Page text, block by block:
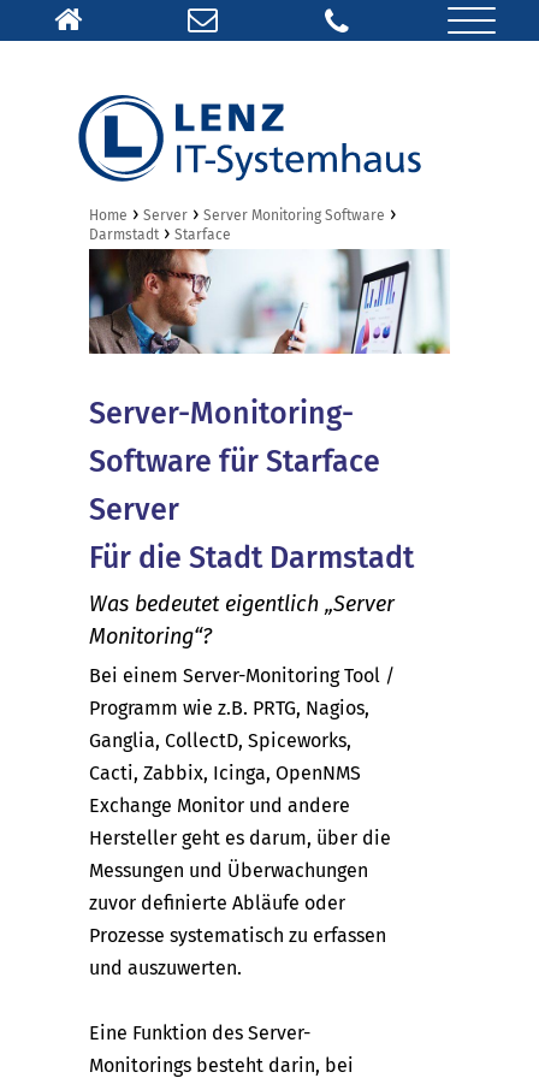
Home › Server › Server Monitoring Software ›
Darmstadt › Starface
Server-Monitoring-
Software für Starface
Server
Für die Stadt Darmstadt
Was bedeutet eigentlich „Server
Monitoring“?
Bei einem Server-Monitoring Tool /
Programm wie z.B. PRTG, Nagios,
Ganglia, CollectD, Spiceworks,
Cacti, Zabbix, Icinga, OpenNMS
Exchange Monitor und andere
Hersteller geht es darum, über die
Messungen und Überwachungen
zuvor definierte Abläufe oder
Prozesse systematisch zu erfassen
und auszuwerten.
Eine Funktion des Server-
Monitorings besteht darin, bei